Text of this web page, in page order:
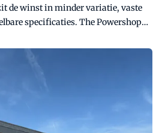
de winst in minder variatie, vaste
specificaties. The Powershop
transportplanning en meer rust